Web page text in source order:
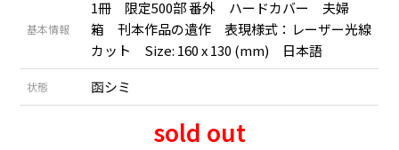
基本情報
1冊 限定500部 番外 ハードカバー 夫婦
箱 刊本作品の遺作 表現様式：レーザー光線
カット Size: 160 x 130 (mm) 日本語
状態 函シミ
sold out